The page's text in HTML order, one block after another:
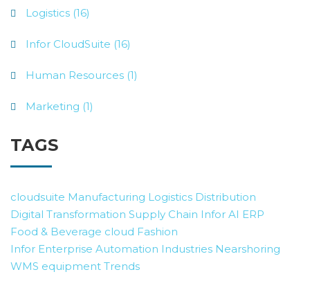
Logistics (16)
Infor CloudSuite (16)
Human Resources (1)
Marketing (1)
TAGS
cloudsuite Manufacturing Logistics Distribution
Digital Transformation Supply Chain Infor AI ERP
Food & Beverage cloud Fashion
Infor Enterprise Automation Industries Nearshoring
WMS equipment Trends